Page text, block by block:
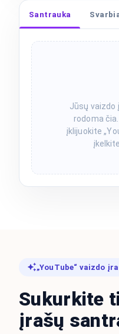
Santrauka
Jūsų vaizdo
rodoma
įklijuokite
„YouTube“ vaizdo
Sukurkite
įrašų